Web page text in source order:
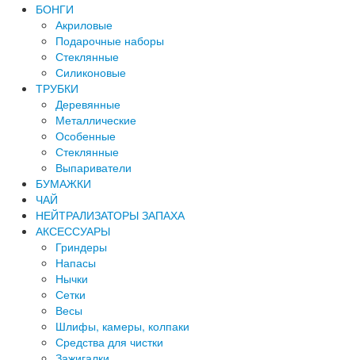
БОНГИ
Акриловые
Подарочные наборы
Стеклянные
Силиконовые
ТРУБКИ
Деревянные
Металлические
Особенные
Стеклянные
Выпариватели
БУМАЖКИ
ЧАЙ
НЕЙТРАЛИЗАТОРЫ ЗАПАХА
АКСЕССУАРЫ
Гриндеры
Напасы
Нычки
Сетки
Весы
Шлифы, камеры, колпаки
Средства для чистки